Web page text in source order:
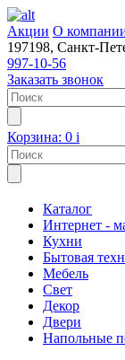
Акции О
197198, Санкт-
997-10-56
Заказать звонок
Корзина: 0 i
Каталог
Интернет -
Кухни
Бытовая
Мебель
Свет
Декор
Двери
Напольные